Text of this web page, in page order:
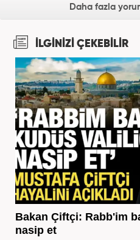
Daha fazla
İLGİNİZİ ÇEKEBİLİR
Bakan Çiftçi: Rabb'im
nasip et